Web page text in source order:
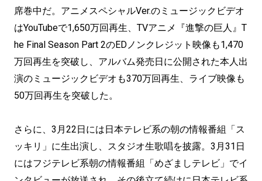
席巻中だ。アニメスペシャルVer.のミュージックビデオ
はYouTubeで1,650万回再生、TVアニメ『進撃の巨人』T
he Final Season Part 2のEDノンクレジット映像も1,470
万回再生を突破し、アルバム発売日に公開された本人出
演のミュージックビデオも370万回再生、ライブ映像も
50万回再生を突破した。
さらに、3月22日には日本テレビ系の朝の情報番組「ス
ッキリ」に生出演し、スタジオ生歌唱を披露。3月31日
にはフジテレビ系朝の情報番組「めざましテレビ」でイ